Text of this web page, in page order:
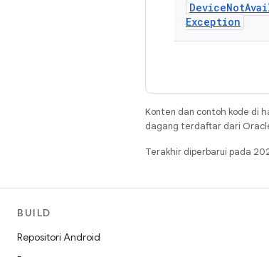
DeviceNot
Exception
Konten dan contoh kode di
dagang terdaftar dari
Terakhir diperbarui pada
BUILD
Repositori Android